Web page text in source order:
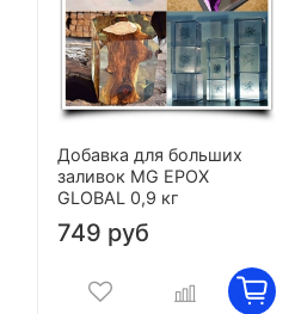
Добавка для больших
заливок MG EPOX
GLOBAL 0,9 кг
749 руб